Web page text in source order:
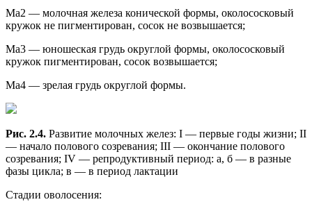
Ма2 — молочная железа конической формы, околососковый
кружок не пигментирован, сосок не возвышается;
Ма3 — юношеская грудь округлой формы, околососковый
кружок пигментирован, сосок возвышается;
Ма4 — зрелая грудь округлой формы.
Рис. 2.4. Развитие молочных желез: I — первые годы жизни; II
— начало полового созревания; III — окончание полового
созревания; IV — репродуктивный период: а, б — в разные
фазы цикла; в — в период лактации
Стадии оволосения: